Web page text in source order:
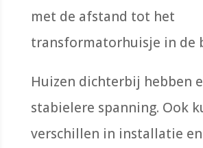
met de afstand tot het
transformatorhuisje in de
Huizen dichterbij hebben
stabielere spanning. Ook
verschillen in installatie en